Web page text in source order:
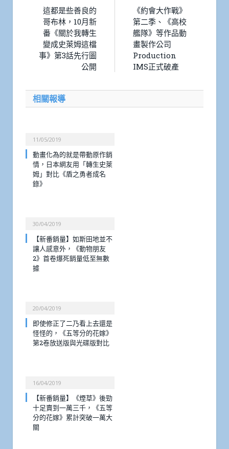
這都是些善良的
哥布林，10月新
番《關於我轉生
變成史萊姆這檔
事》第3話先行圖
公開
《約會大作戰》
第二季、《高校
艦隊》等作品動
畫製作公司
Production
IMS正式破產
相關報導
11/05/2019
動畫化為的就是帶動原作銷
情，日本網友用「轉生史萊
姆」對比《盾之勇者成名
錄》
30/04/2019
【新番銷量】如斯田地並不
讓人感意外，《動物朋友
2》首卷爆死銷量低至無數
據
20/04/2019
即使修正了二乃看上去還是
怪怪的，《五等分的花嫁》
第2卷放送版與光碟版對比
16/04/2019
【新番銷量】《煙草》後勁
十足賣到一萬三千，《五等
分的花嫁》累計突破一萬大
關